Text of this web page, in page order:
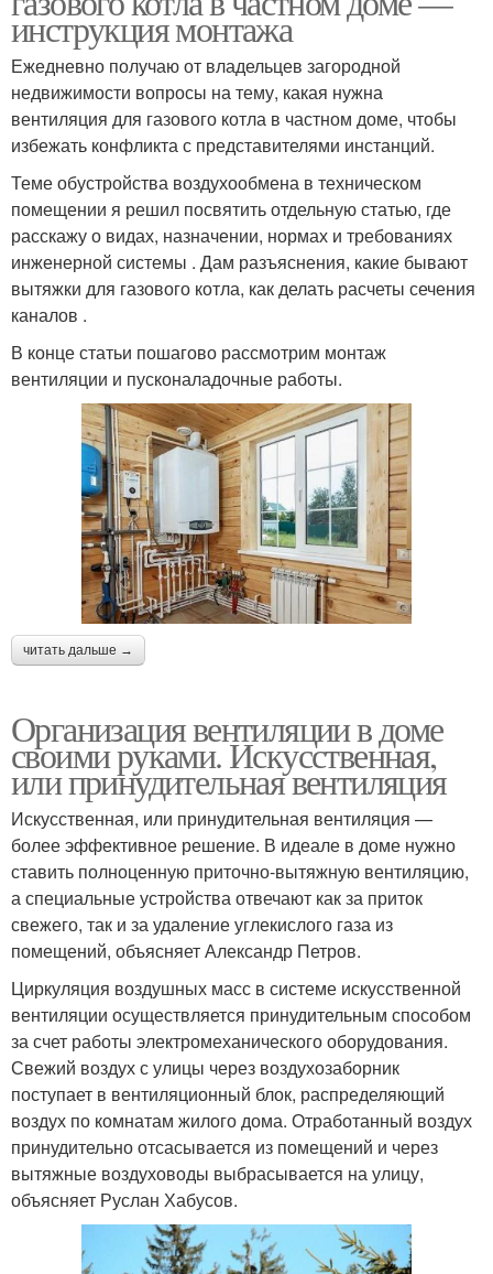
инструкция монтажа
Ежедневно получаю от владельцев загородной
недвижимости вопросы на тему, какая нужна
вентиляция для газового котла в частном доме, чтобы
избежать конфликта с представителями инстанций.
Теме обустройства воздухообмена в техническом
помещении я решил посвятить отдельную статью, где
расскажу о видах, назначении, нормах и требованиях
инженерной системы . Дам разъяснения, какие бывают
вытяжки для газового котла, как делать расчеты сечения
каналов .
В конце статьи пошагово рассмотрим монтаж
вентиляции и пусконаладочные работы.
читать дальше →
Организация вентиляции в доме
своими руками. Искусственная,
или принудительная вентиляция
Искусственная, или принудительная вентиляция —
более эффективное решение. В идеале в доме нужно
ставить полноценную приточно-вытяжную вентиляцию,
а специальные устройства отвечают как за приток
свежего, так и за удаление углекислого газа из
помещений, объясняет Александр Петров.
Циркуляция воздушных масс в системе искусственной
вентиляции осуществляется принудительным способом
за счет работы электромеханического оборудования.
Свежий воздух с улицы через воздухозаборник
поступает в вентиляционный блок, распределяющий
воздух по комнатам жилого дома. Отработанный воздух
принудительно отсасывается из помещений и через
вытяжные воздуховоды выбрасывается на улицу,
объясняет Руслан Хабусов.